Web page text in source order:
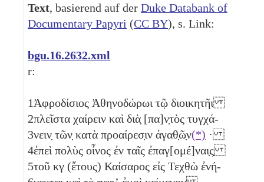
Text, basierend auf der Duke Databank of
Documentary Papyri (CC BY), s. Link:
bgu.16.2632.xml
r:
1Ἀφροδίσιος Ἀθηνοδώρωι τῷ διοικητῆι
2πλεῖστα χαίρειν καὶ διὰ̣ [πα]ν̣τὸς τυγχά-
3νειν̣ τῶν̣ κατὰ προαίρεσ̣ιν ἀγαθ̣ῶ̣ν(*) ·
4ἐπεὶ πολὺς οἶνος ἐν ταῖς ἐπαγ[ομέ]ναι̣ς̣
5τοῦ κγ (ἔτους) Καίσαρος εἰς Τεχθὼ ἐνή-